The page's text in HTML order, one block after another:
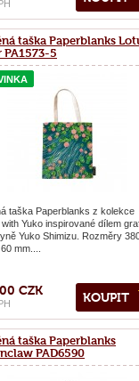
taška Paperblanks
PA1573-5
taška Paperblanks z kolekce
with Yuko inspirované dílem
Yuko Shimizu. Rozměry
mm....
KOUPIT
CZK
taška Paperblanks
PAD6590